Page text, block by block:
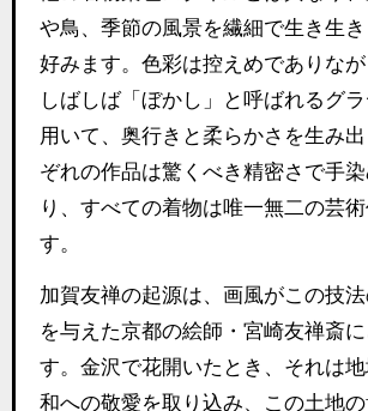
や鳥、季節の風景を繊細で生き生
好みます。色彩は控えめでありなが
しばしば「ぼかし」と呼ばれるグ
用いて、奥行きと柔らかさを生み
ぞれの作品は驚くべき精密さで手
り、すべての着物は唯一無二の芸
す。
加賀友禅の起源は、画風がこの技
を与えた京都の絵師・宮崎友禅斎
す。金沢で花開いたとき、それは
和への敬愛を取り込み、この土地